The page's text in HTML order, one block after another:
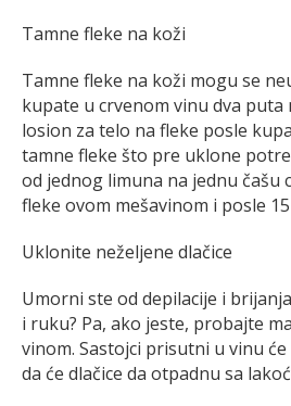
Tamne fleke na koži
Tamne fleke na koži mogu se
kupate u crvenom vinu dva puta
losion za telo na fleke posle
tamne fleke što pre uklone
od jednog limuna na jednu čašu
fleke ovom mešavinom i posle
Uklonite neželjene dlačice
Umorni ste od depilacije i
i ruku? Pa, ako jeste, probajte
vinom. Sastojci prisutni u vinu
da će dlačice da otpadnu sa